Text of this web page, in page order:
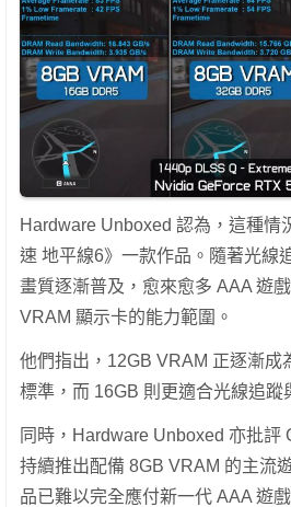
Hardware Unboxed 認為，這種情
速 地平線6》一款作品。隨著光線
畫質逐漸普及，愈來愈多 AAA 遊
VRAM 顯示卡的能力範圍。
他們指出，12GB VRAM 正逐漸成
標準，而 16GB 則更適合光線追蹤
同時，Hardware Unboxed 亦批評
持續推出配備 8GB VRAM 的主流
品已難以完全應付新一代 AAA 遊戲